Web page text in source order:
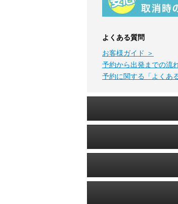
よくある質問
お客様ガイド ＞
予約から出発までの流
予約に関する「よくあ